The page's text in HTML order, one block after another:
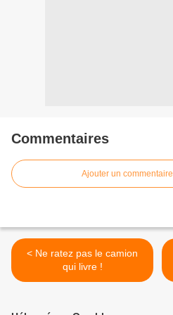
Commentaires
Ajouter un commentaire
< Ne ratez pas le camion
qui livre !